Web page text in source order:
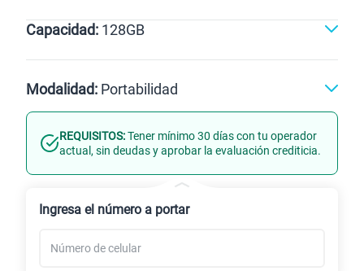
Capacidad: 128GB
128GB
Modalidad: Portabilidad
Línea Nueva Portabilidad
REQUISITOS:Tener mínimo 30 días con tu operador
actual, sin deudas y aprobar la evaluación crediticia.
Ingresa el número a portar